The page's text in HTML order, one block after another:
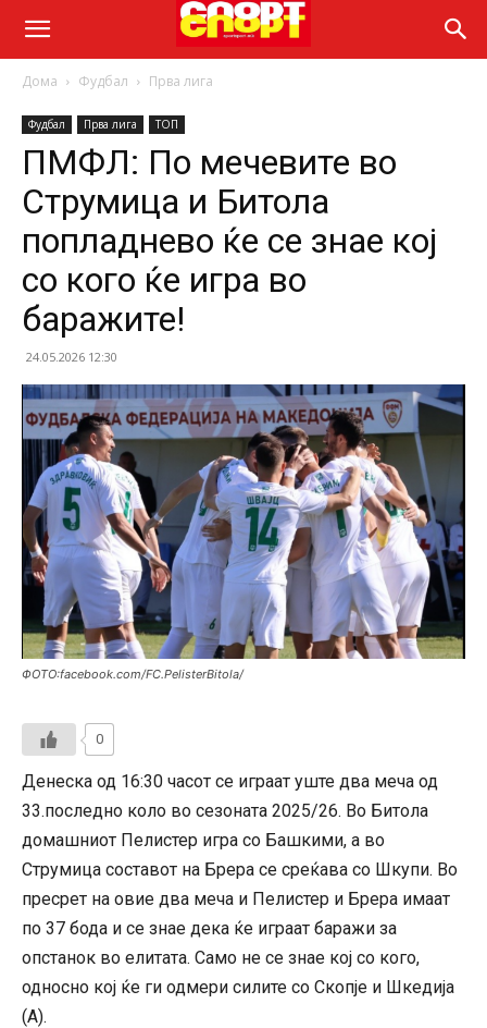
Дома Фудбал Прва лига
Фудбал Прва лига ТОП
ПМФЛ: По мечевите во
Струмица и Битола
попладнево ќе се знае кој
со кого ќе игра во
баражите!
24.05.2026 12:30
ФОТО:facebook.com/FC.PelisterBitola/
0
Денеска од 16:30 часот се играат уште два меча од
33.последно коло во сезоната 2025/26. Во Битола
домашниот Пелистер игра со Башкими, а во
Струмица составот на Брера се среќава со Шкупи. Во
пресрет на овие два меча и Пелистер и Брера имаат
по 37 бода и се знае дека ќе играат баражи за
опстанок во елитата. Само не се знае кој со кого,
односно кој ќе ги одмери силите со Скопје и Шкедија
(А).